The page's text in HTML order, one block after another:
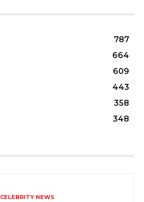
787
664
609
443
358
348
CELEBRITY NEWS